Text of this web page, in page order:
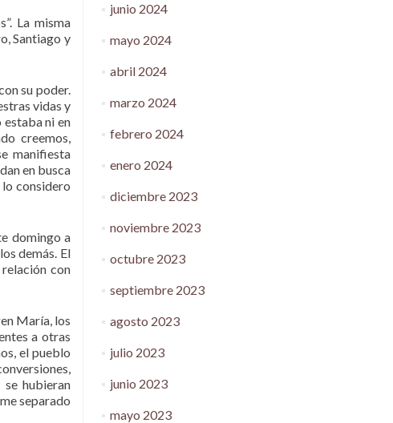
La misma
Santiago y
su poder.
vidas y
estaba ni en
creemos,
manifiesta
en busca
considero
domingo a
demás. El
con
María, los
a otras
el pueblo
hubieran
separado
junio 2024
mayo 2024
abril 2024
marzo 2024
febrero 2024
enero 2024
diciembre 2023
noviembre 2023
octubre 2023
septiembre 2023
agosto 2023
julio 2023
junio 2023
mayo 2023